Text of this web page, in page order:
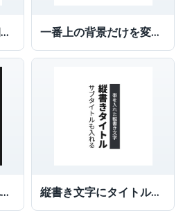
赤い角線を添えた明朝文字 一番上の背景だけを変えた文字ロゴ
一文字だけ背景を入れた文字 縦書き文字にタイトル、サブタイトルを入れる